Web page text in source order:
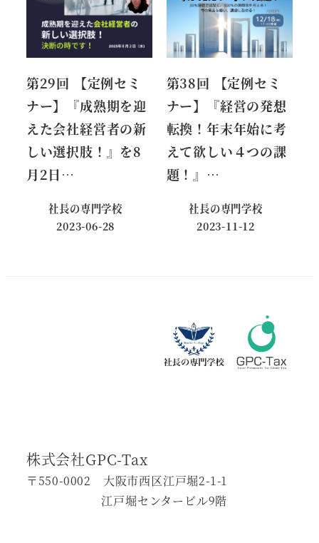
第29回 【定例セミ
ナー】『成熟期を迎
えた会社経営者の新
しい選択肢！』を8
月2日…
社長の専門学校
投稿日
2023-06-28
第38回 【定例セミ
ナー】『経営の発想
転換！年末年始に考
えて欲しい４つの課
題！』…
社長の専門学校
投稿日
2023-11-12
株式会社GPC-Tax
〒550-0002 大阪市西区江戸堀2-1-1
江戸堀センタービル9階